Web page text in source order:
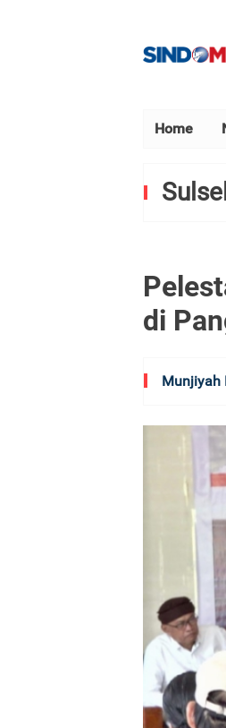
Home
Sulsel
di
Munjiyah